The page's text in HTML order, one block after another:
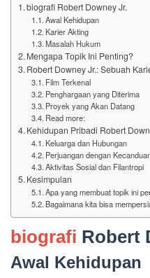
biografi Robert Downey Jr.
Awal Kehidupan
Karier Akting
Masalah Hukum
Mengapa Topik Ini Penting?
Robert Downey Jr.: Sebuah
Film Terkenal
Penghargaan yang Diterima
Proyek yang Akan Datang
Read more:
Kehidupan Pribadi Robert
Keluarga dan Hubungan
Perjuangan dengan
Aktivitas Sosial dan Filantropi
Kesimpulan
Apa yang membuat topik ini
Bagaimana kita bisa
biografi Robert
Awal Kehidupan